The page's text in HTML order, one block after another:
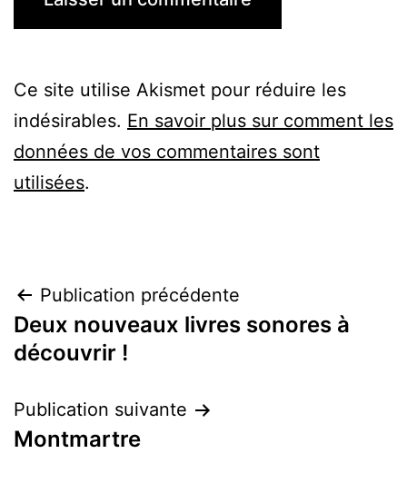
Ce site utilise Akismet pour réduire les
indésirables. En savoir plus sur comment les
données de vos commentaires sont
utilisées.
Navigation
de
Publication précédente
Deux nouveaux livres sonores à
découvrir !
Publication suivante
Montmartre